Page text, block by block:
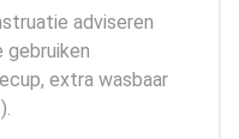
adviseren
extra wasbaar